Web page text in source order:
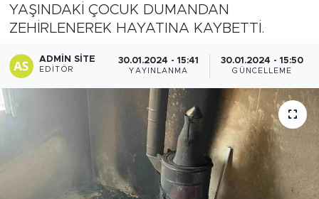
YAŞINDAKİ ÇOCUK DUMANDAN
ZEHİRLENEREK HAYATINA KAYBETTİ.
ADMIN SITE
EDITÖR
30.01.2024 - 15:41
YAYINLANMA
30.01.2024 - 15:50
GÜNCELLEME
Siyaset
Spor
Sağlık